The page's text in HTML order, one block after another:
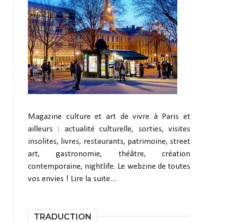
Magazine culture et art de vivre à Paris et
ailleurs : actualité culturelle, sorties, visites
insolites, livres, restaurants, patrimoine, street
art, gastronomie, théâtre, création
contemporaine, nightlife. Le webzine de toutes
vos envies ! Lire la suite...
TRADUCTION